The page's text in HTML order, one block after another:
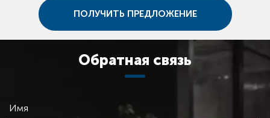
ПОЛУЧИТЬ ПРЕДЛОЖЕНИЕ
Обратная связь
Имя